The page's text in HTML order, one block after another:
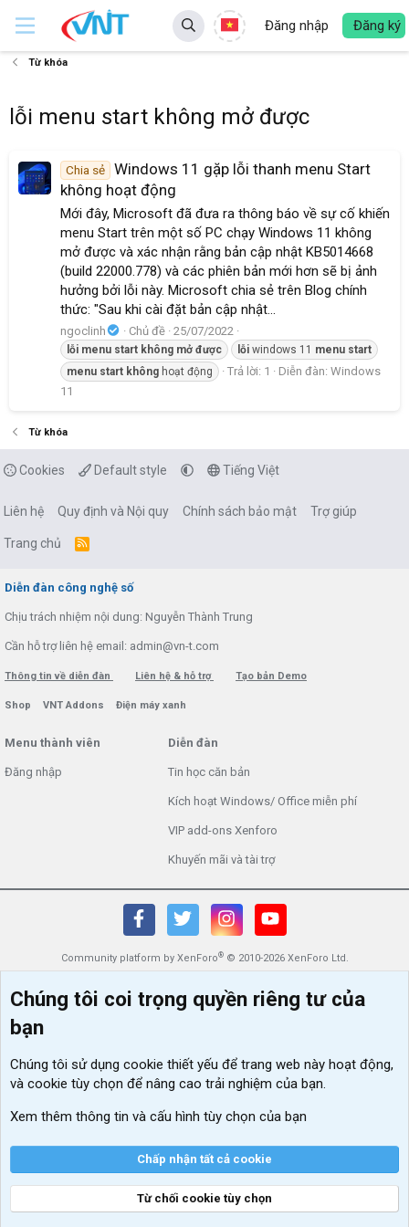
Đăng nhập Đăng ký
Từ khóa
lỗi menu start không mở được
Chia sẻ
Windows 11 gặp lỗi thanh menu Start
không hoạt động
Mới đây, Microsoft đã đưa ra thông báo về sự cố khiến
menu Start trên một số PC chạy Windows 11 không
mở được và xác nhận rằng bản cập nhật KB5014668
(build 22000.778) và các phiên bản mới hơn sẽ bị ảnh
hưởng bởi lỗi này. Microsoft chia sẻ trên Blog chính
thức: "Sau khi cài đặt bản cập nhật...
ngoclinh Chủ đề 25/07/2022
lỗi menu start không mở được lỗi windows 11 menu start
menu start không hoạt động Trả lời: 1 Diễn đàn: Windows
11
Từ khóa
Cookies Default style Tiếng Việt
Liên hệ Quy định và Nội quy Chính sách bảo mật Trợ giúp
Trang chủ
R
Diễn đàn công nghệ số
Chịu trách nhiệm nội dung: Nguyễn Thành Trung
Cần hỗ trợ liên hệ email: admin@vn-t.com
Thông tin về diễn đàn Liên hệ & hỗ trợ Tạo bản Demo
Shop VNT Addons Điện máy xanh
Menu thành viên
Đăng nhập
Diễn đàn
Tin học căn bản
Kích hoạt Windows/ Office miễn phí
VIP add-ons Xenforo
Khuyến mãi và tài trợ
Community platform by XenForo® © 2010-2026 XenForo Ltd.
Chúng tôi coi trọng quyền riêng tư của
bạn
Chúng tôi sử dụng cookie thiết yếu để trang web này hoạt động,
và cookie tùy chọn để nâng cao trải nghiệm của bạn.
Xem thêm thông tin và cấu hình tùy chọn của bạn
Chấp nhận tất cả cookie
Từ chối cookie tùy chọn